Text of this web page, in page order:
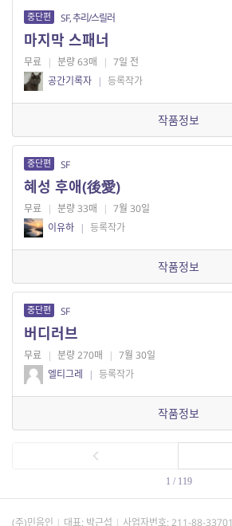
중단편 SF, 추리/스릴러
마지막 스패너
무료 | 분량 63매 | 7일 전
공간기록자 | 등록작가
작품정보
중단편 SF
혜성 후애(後愛)
무료 | 분량 33매 | 7월 30일
이유하 | 등록작가
작품정보
중단편 SF
버디러브
무료 | 분량 270매 | 7월 30일
엘티그레
| 등록작가
작품정보
1 / 119
(주)민음인 대표: 박근섭 사업자번호: 211-88-33701